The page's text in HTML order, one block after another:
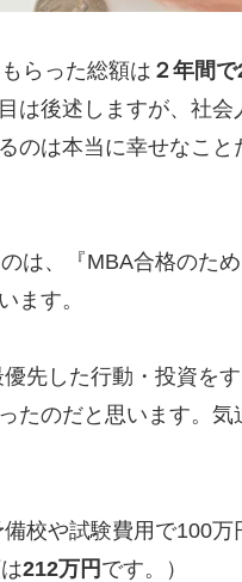
らった総額は ２年間
は後述しますが、社会
のは本当に幸せなこと
は、『MBA合格のた
ます。
先した行動・投資を
たのだと思います。気
校や試験費用で100万
212万円 です。）